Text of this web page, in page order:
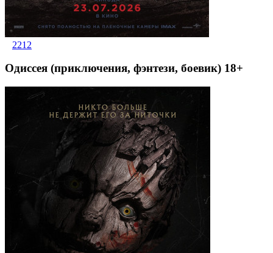
2212
Одиссея (приключения, фэнтези, боевик) 18+